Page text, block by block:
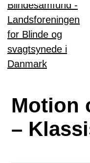
Gå til hovedindhold
Motion
–